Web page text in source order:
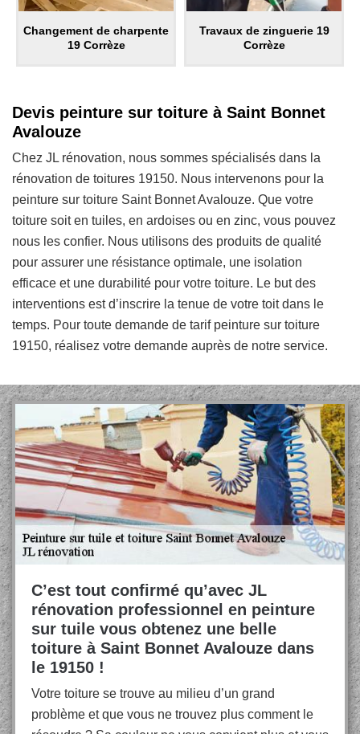
Changement de charpente
19 Corrèze
Travaux de zinguerie 19
Corrèze
Devis peinture sur toiture à Saint Bonnet
Avalouze
Chez JL rénovation, nous sommes spécialisés dans la
rénovation de toitures 19150. Nous intervenons pour la
peinture sur toiture Saint Bonnet Avalouze. Que votre
toiture soit en tuiles, en ardoises ou en zinc, vous pouvez
nous les confier. Nous utilisons des produits de qualité
pour assurer une résistance optimale, une isolation
efficace et une durabilité pour votre toiture. Le but des
interventions est d’inscrire la tenue de votre toit dans le
temps. Pour toute demande de tarif peinture sur toiture
19150, réalisez votre demande auprès de notre service.
C’est tout confirmé qu’avec JL
rénovation professionnel en peinture
sur tuile vous obtenez une belle
toiture à Saint Bonnet Avalouze dans
le 19150 !
Votre toiture se trouve au milieu d’un grand
problème et que vous ne trouvez plus comment le